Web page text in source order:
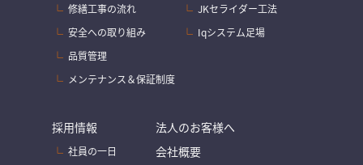
修繕工事の流れ
安全への取り組み
品質管理
メンテナンス＆保証制度
JKセライダー工法
Iqシステム足場
採用情報
社員の一日
法人のお客様へ
会社概要